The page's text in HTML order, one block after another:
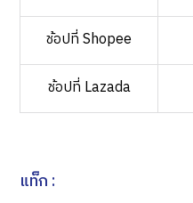
ช้อปที่ Shopee
ช้อปที่ Lazada
แท็ก :